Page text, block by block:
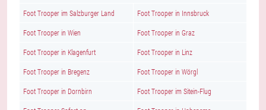
Foot Trooper im Salzburger Land Foot Trooper in Innsbruck
Foot Trooper in Wien Foot Trooper in Graz
Foot Trooper in Klagenfurt Foot Trooper in Linz
Foot Trooper in Bregenz Foot Trooper in Wörgl
Foot Trooper in Dornbirn Foot Trooper im Sitein-Flug